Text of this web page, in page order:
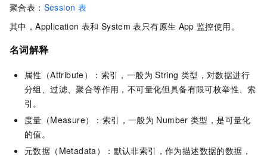
聚合表： Session 表
其中，Application 表和 System 表只有原生 App 监控使用。
名词解释
属性（Attribute）：索引，一般为 String 类型，对数据进行
分组、过滤、聚合等作用，不可量化但具备有限可枚举性、索
引。
度量（Measure）：索引，一般为 Number 类型，是可量化
的值。
元数据（Metadata）：默认非索引，作为描述数据的数据，